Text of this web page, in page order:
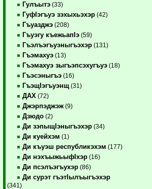
Гулъытэ (33)
ГуфIэгъуэ зэхыхьэхэр (42)
Гъуазджэ (208)
Гъуэгу къежьапIэ (59)
Гъэлъэгъуэныгъэхэр (131)
Гъэмахуэ (13)
Гъэмахуэ зыгъэпсэхугъуэ (18)
Гъэсэныгъэ (16)
ГъэщIэгъуэнщ (31)
ДАХ (72)
Джэрпэджэж (9)
Дзюдо (2)
Ди зэпыщIэныгъэхэр (34)
Ди куейхэм (1)
Ди къуэш республикэхэм (177)
Ди нэхъыжьыфIхэр (16)
Ди псэлъэгъухэр (86)
Ди сурэт гъэтIылъыгъэхэр
(341)